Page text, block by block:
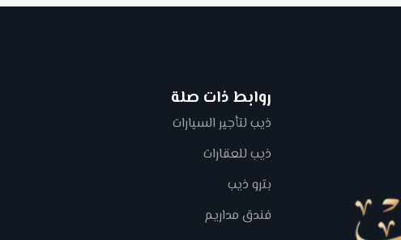
روابط ذات صلة
ذيب لتأجير السيارات
ذيب للعقارات
بترو ذيب
فندق مداريم